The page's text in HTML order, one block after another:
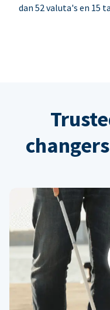
dan 52 valuta's en 15